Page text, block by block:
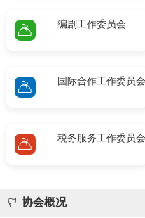
编剧工作委员会
国际合作工作委员会
税务服务工作委员会
协会概况